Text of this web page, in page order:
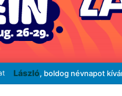
László, boldog névnapot